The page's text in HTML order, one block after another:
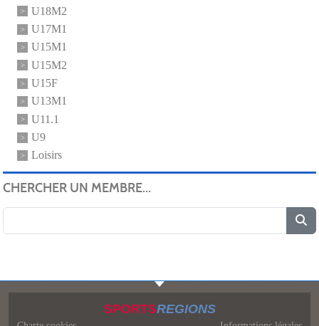
U18M2
U17M1
U15M1
U15M2
U15F
U13M1
U11.1
U9
Loisirs
CHERCHER UN MEMBRE...
SPORTSREGIONS